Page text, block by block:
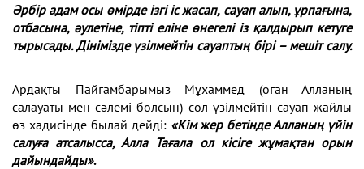
Әрбір адам осы өмірде ізгі іс жасап, сауап алып, ұрпағына,
отбасына, әулетіне, тіпті еліне өнегелі із қалдырып кетуге
тырысады. Дінімізде үзілмейтін сауаптың бірі – мешіт салу.
Ардақты Пайғамбарымыз Мұхаммед (оған Алланың
салауаты мен сәлемі болсын) сол үзілмейтін сауап жайлы
өз хадисінде былай дейді: «Кім жер бетінде Алланың үйін
салуға атсалысса, Алла Тағала ол кісіге жұмақтан орын
дайындайды».